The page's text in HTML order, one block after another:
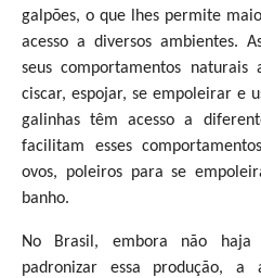
galpões, o que lhes permite
acesso a diversos ambientes.
seus comportamentos naturais
ciscar, espojar, se empoleirar e
galinhas têm acesso a
facilitam esses
ovos, poleiros para se
banho.
No Brasil, embora não haja
padronizar essa produção, a